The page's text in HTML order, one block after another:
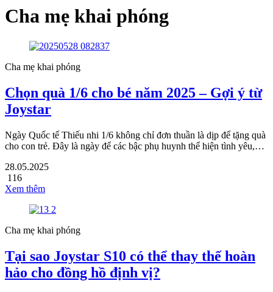
Cha mẹ khai phóng
Cha mẹ khai phóng
Chọn quà 1/6 cho bé năm 2025 – Gợi ý từ
Joystar
Ngày Quốc tế Thiếu nhi 1/6 không chỉ đơn thuần là dịp để tặng quà
cho con trẻ. Đây là ngày để các bậc phụ huynh thể hiện tình yêu,…
28.05.2025
116
Xem thêm
Cha mẹ khai phóng
Tại sao Joystar S10 có thể thay thế hoàn
hảo cho đồng hồ định vị?